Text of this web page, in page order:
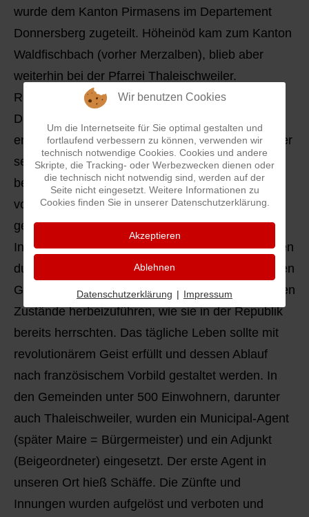
wurde dem Kanton Pirmasens im Departement
Donnersberg zugeteilt. Höheinöd kam zum Kanton
Waldfischbach (vorher Merzalben), blieb aber
weiterhin bei der Pfarrei Thaleischweiler.
Regierungssitz des Departements war Mainz.
Damit gehörten die kleinstaatlichen Verhältnisse
endgültig der Vergangenheit an. In Thaleischweiler
selbst hatte die über sechs Jahrhunderte
bestandene und für unseren Ort bestimmt nicht
vorteilhafte Teilung auch offiziell ihr Ende
gefunden.
In den folgenden Jahren versuchten die Franzosen
durch Gesetze und Verordnungen in den besetzten
Gebieten dieselben sozialen und gesellschaftlichen
Zustände herbeizuführen, wie sie in der Republik
bereits herrschten. Das tägliche Leben sollte mit
revolutionärem Geist erfüllt und dessen Ablauf
nach französischem Vorbild gestaltet werden. In
den Gemeinden unter 500 Einwohnern, darunter
auch Thaleischweiler, wurden ein Municipal-Agent
(später Maire = Bürgermeister) und ein Adjunkt
(Beigeordneter) eingesetzt. Der erste Agent in
unseren Ort hieß Schäffe. Die Zünfte und
Innungen wurden aufgelöst und verboten und
Wir benutzen Cookies
Um die Internetseite für Sie optimal gestalten und
fortlaufend verbessern zu können, verwenden wir
technisch notwendige Cookies. Cookies und andere
Skripte, die Tracking- oder Werbezwecken dienen oder
die technisch nicht notwendig sind, werden auf der
Seite nicht eingesetzt. Weitere Informationen zu
Cookies finden Sie in unserer Datenschutzerklärung.
Akzeptieren
Ablehnen
Datenschutzerklärung | Impressum